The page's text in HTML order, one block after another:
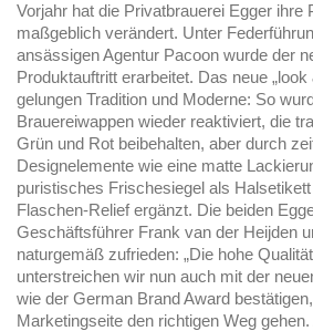
Vorjahr hat die Privatbrauerei Egger ihre
maßgeblich verändert. Unter
ansässigen Agentur Pacoon wurde der
Produktauftritt erarbeitet. Das neue „look
gelungen Tradition und Moderne: So
Brauereiwappen wieder reaktiviert, die
Grün und Rot beibehalten, aber durch
Designelemente wie eine matte
puristisches Frischesiegel als
Flaschen-Relief ergänzt. Die beiden
Geschäftsführer Frank van der Heijden
naturgemäß zufrieden: „Die hohe
unterstreichen wir nun auch mit der
wie der German Brand Award
Marketingseite den richtigen Weg